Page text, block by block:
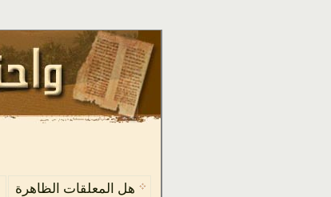
هل المعلقات الظاهرة